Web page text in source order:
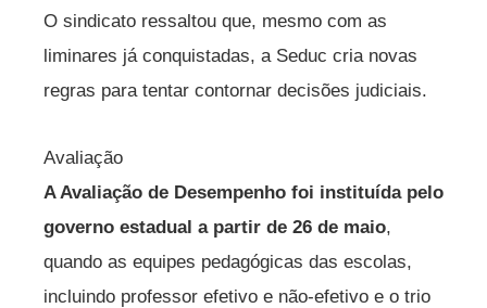
O sindicato ressaltou que, mesmo com as
liminares já conquistadas, a Seduc cria novas
regras para tentar contornar decisões judiciais.
Avaliação
A Avaliação de Desempenho foi instituída pelo
governo estadual a partir de 26 de maio,
quando as equipes pedagógicas das escolas,
incluindo professor efetivo e não-efetivo e o trio